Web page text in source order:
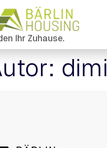
Ihr Zuhause.
dimi